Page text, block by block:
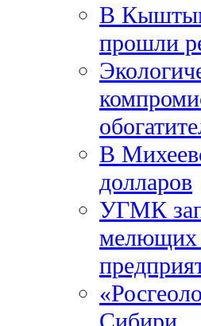
В
прошли
В
долларов
УГМК
мелющих